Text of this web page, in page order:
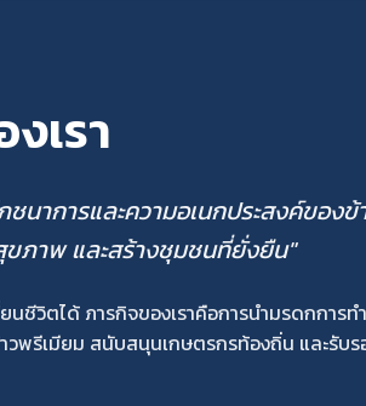
เรา
นาการและความอเนกประสงค์ของข้
ภาพ และสร้างชุมชนที่ยั่งยืน"
ยนชีวิตได้ ภารกิจของเราคือการนำมรดกการท
พรีเมียม สนับสนุนเกษตรกรท้องถิ่น และรับร